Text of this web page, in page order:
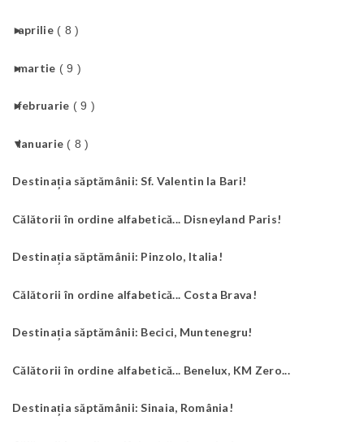
►
aprilie ( 8 )
►
martie ( 9 )
►
februarie ( 9 )
▼
ianuarie ( 8 )
Destinația săptămânii: Sf. Valentin la Bari!
Călătorii în ordine alfabetică... Disneyland Paris!
Destinația săptămânii: Pinzolo, Italia!
Călătorii în ordine alfabetică... Costa Brava!
Destinația săptămânii: Becici, Muntenegru!
Călătorii în ordine alfabetică... Benelux, KM Zero...
Destinația săptămânii: Sinaia, România!